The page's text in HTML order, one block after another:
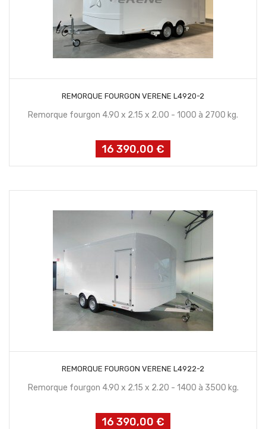
REMORQUE FOURGON VERENE L4920-2
Remorque fourgon 4.90 x 2.15 x 2.00 - 1000 à 2700 kg.
Prix
16 390,00 €
REMORQUE FOURGON VERENE L4922-2
Remorque fourgon 4.90 x 2.15 x 2.20 - 1400 à 3500 kg.
Prix
16 390,00 €